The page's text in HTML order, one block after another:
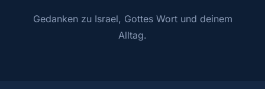
Gedanken zu Israel, Gottes Wort und deinem
Alltag.